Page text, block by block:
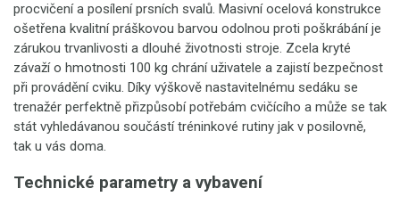
procvičení a posílení prsních svalů. Masivní ocelová konstrukce
ošetřena kvalitní práškovou barvou odolnou proti poškrábání je
zárukou trvanlivosti a dlouhé životnosti stroje. Zcela kryté
závaží o hmotnosti 100 kg chrání uživatele a zajistí bezpečnost
při provádění cviku. Díky výškově nastavitelnému sedáku se
trenažér perfektně přizpůsobí potřebám cvičícího a může se tak
stát vyhledávanou součástí tréninkové rutiny jak v posilovně,
tak u vás doma.
Technické parametry a vybavení